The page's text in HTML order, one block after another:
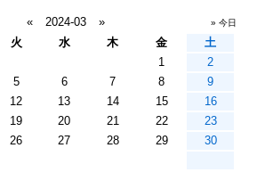
« 2024-03 » » 今日
火 水 木 金
土
1
2
5 6 7 8
9
12 13 14 15
16
19 20 21 22
23
26 27 28 29
30